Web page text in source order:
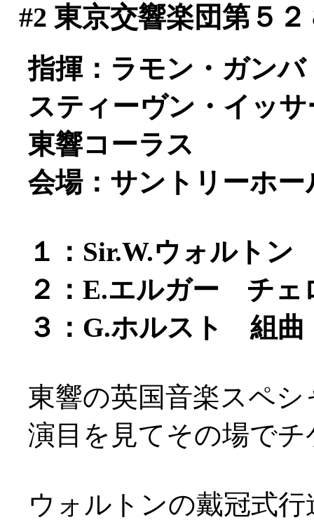
#2 東京交響楽団第５
指揮：ラモン・ガンバ
スティーヴン・イッ
東響コーラス
会場：サントリーホー
１：Sir.W.ウォルト
２：E.エルガー チェ
３：G.ホルスト 組曲
東響の英国音楽スペシ
演目を見てその場で
ウォルトンの戴冠式